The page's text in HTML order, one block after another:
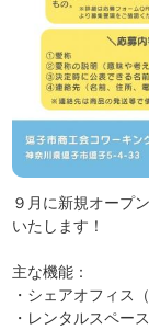
９月に新規オープ
いたします！
主な機能：
・シェアオフィス
・レンタルスペース